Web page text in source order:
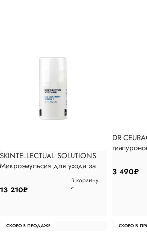
SKINTELLECTUAL SOLUTIONS
Микроэмульсия для ухода за
кожей вокруг глаз 2, 15мл
13 210₽
В корзину
3 490₽
СКОРО В ПРОДАЖЕ СКОРО В